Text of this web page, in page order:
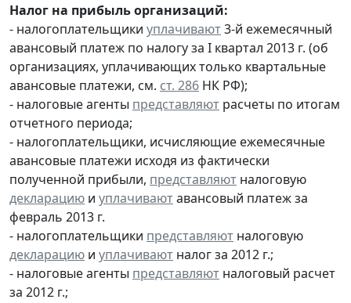
Налог на прибыль организаций:
- налогоплательщики уплачивают3-й ежемесячный
авансовый платеж по налогу за I квартал 2013 г. (об
организациях, уплачивающих только квартальные
авансовые платежи, см. ст. 286 НК РФ);
- налоговые агенты представляют расчеты по итогам
отчетного периода;
- налогоплательщики, исчисляющие ежемесячные
авансовые платежи исходя из фактически
полученной прибыли, представляют налоговую
декларацию и уплачиваютавансовый платеж за
февраль 2013 г.
- налогоплательщики представляют налоговую
декларацию и уплачивают налог за 2012 г.;
- налоговые агенты представляют налоговый расчет
за 2012 г.;
Мы обрабатываем локальные данные